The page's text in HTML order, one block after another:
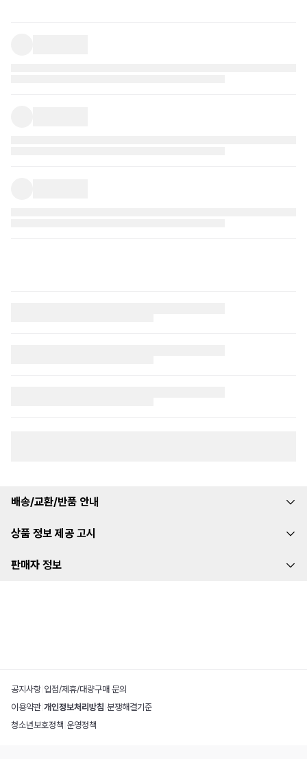
배송/교환/반품 안내
상품 정보 제공 고시
판매자 정보
공지사항 입점/제휴/대량구매 문의
이용약관 개인정보처리방침 분쟁해결기준
청소년보호정책 운영정책